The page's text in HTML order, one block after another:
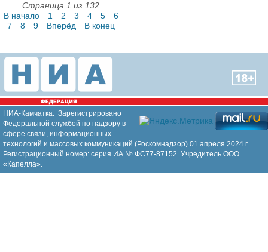
Страница 1 из 132
В начало
1 2 3 4 5
6
7
8 9 Вперёд В конец
НИА-Камчатка. Зарегистрировано
Федеральной службой по надзору в
сфере связи, информационных
технологий и массовых коммуникаций (Роскомнадзор) 01 апреля 2024 г.
Регистрационный номер: серия ИА № ФС77-87152. Учредитель ООО
«Капелла».